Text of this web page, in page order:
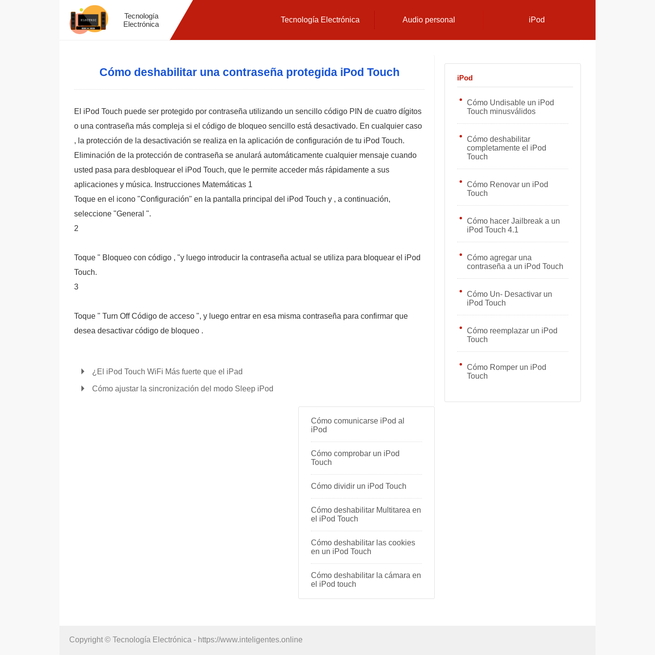
Tecnología
Electrónica
Tecnología Electrónica Audio personal iPod
Cómo deshabilitar una contraseña protegida iPod Touch
El iPod Touch puede ser protegido por contraseña utilizando un sencillo código PIN de cuatro dígitos
o una contraseña más compleja si el código de bloqueo sencillo está desactivado. En cualquier caso
, la protección de la desactivación se realiza en la aplicación de configuración de tu iPod Touch.
Eliminación de la protección de contraseña se anulará automáticamente cualquier mensaje cuando
usted pasa para desbloquear el iPod Touch, que le permite acceder más rápidamente a sus
aplicaciones y música. Instrucciones Matemáticas 1
Toque en el icono "Configuración" en la pantalla principal del iPod Touch y , a continuación,
seleccione "General ".
2
Toque " Bloqueo con código , "y luego introducir la contraseña actual se utiliza para bloquear el iPod
Touch.
3
Toque " Turn Off Código de acceso ", y luego entrar en esa misma contraseña para confirmar que
desea desactivar código de bloqueo .
¿El iPod Touch WiFi Más fuerte que el iPad
Cómo ajustar la sincronización del modo Sleep iPod
iPod
Cómo Undisable un iPod
Touch minusválidos
Cómo deshabilitar
completamente el iPod
Touch
Cómo Renovar un iPod
Touch
Cómo hacer Jailbreak a un
iPod Touch 4.1
Cómo agregar una
contraseña a un iPod Touch
Cómo Un- Desactivar un
iPod Touch
Cómo reemplazar un iPod
Touch
Cómo Romper un iPod
Touch
Cómo comunicarse iPod al
iPod
Cómo comprobar un iPod
Touch
Cómo dividir un iPod Touch
Cómo deshabilitar Multitarea en
el iPod Touch
Cómo deshabilitar las cookies
en un iPod Touch
Cómo deshabilitar la cámara en
el iPod touch
Copyright © Tecnología Electrónica - https://www.inteligentes.online